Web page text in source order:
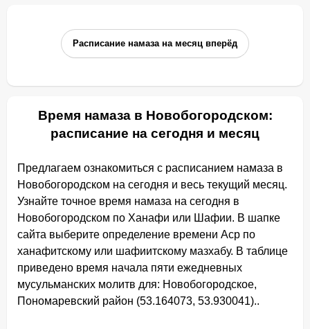
Расписание намаза на месяц вперёд
Время намаза в Новобогородском:
расписание на сегодня и месяц
Предлагаем ознакомиться с расписанием намаза в
Новобогородском на сегодня и весь текущий месяц.
Узнайте точное время намаза на сегодня в
Новобогородском по Ханафи или Шафии. В шапке
сайта выберите определение времени Аср по
ханафитскому или шафиитскому мазхабу. В таблице
приведено время начала пяти ежедневных
мусульманских молитв для: Новобогородское,
Пономаревский район (53.164073, 53.930041)..